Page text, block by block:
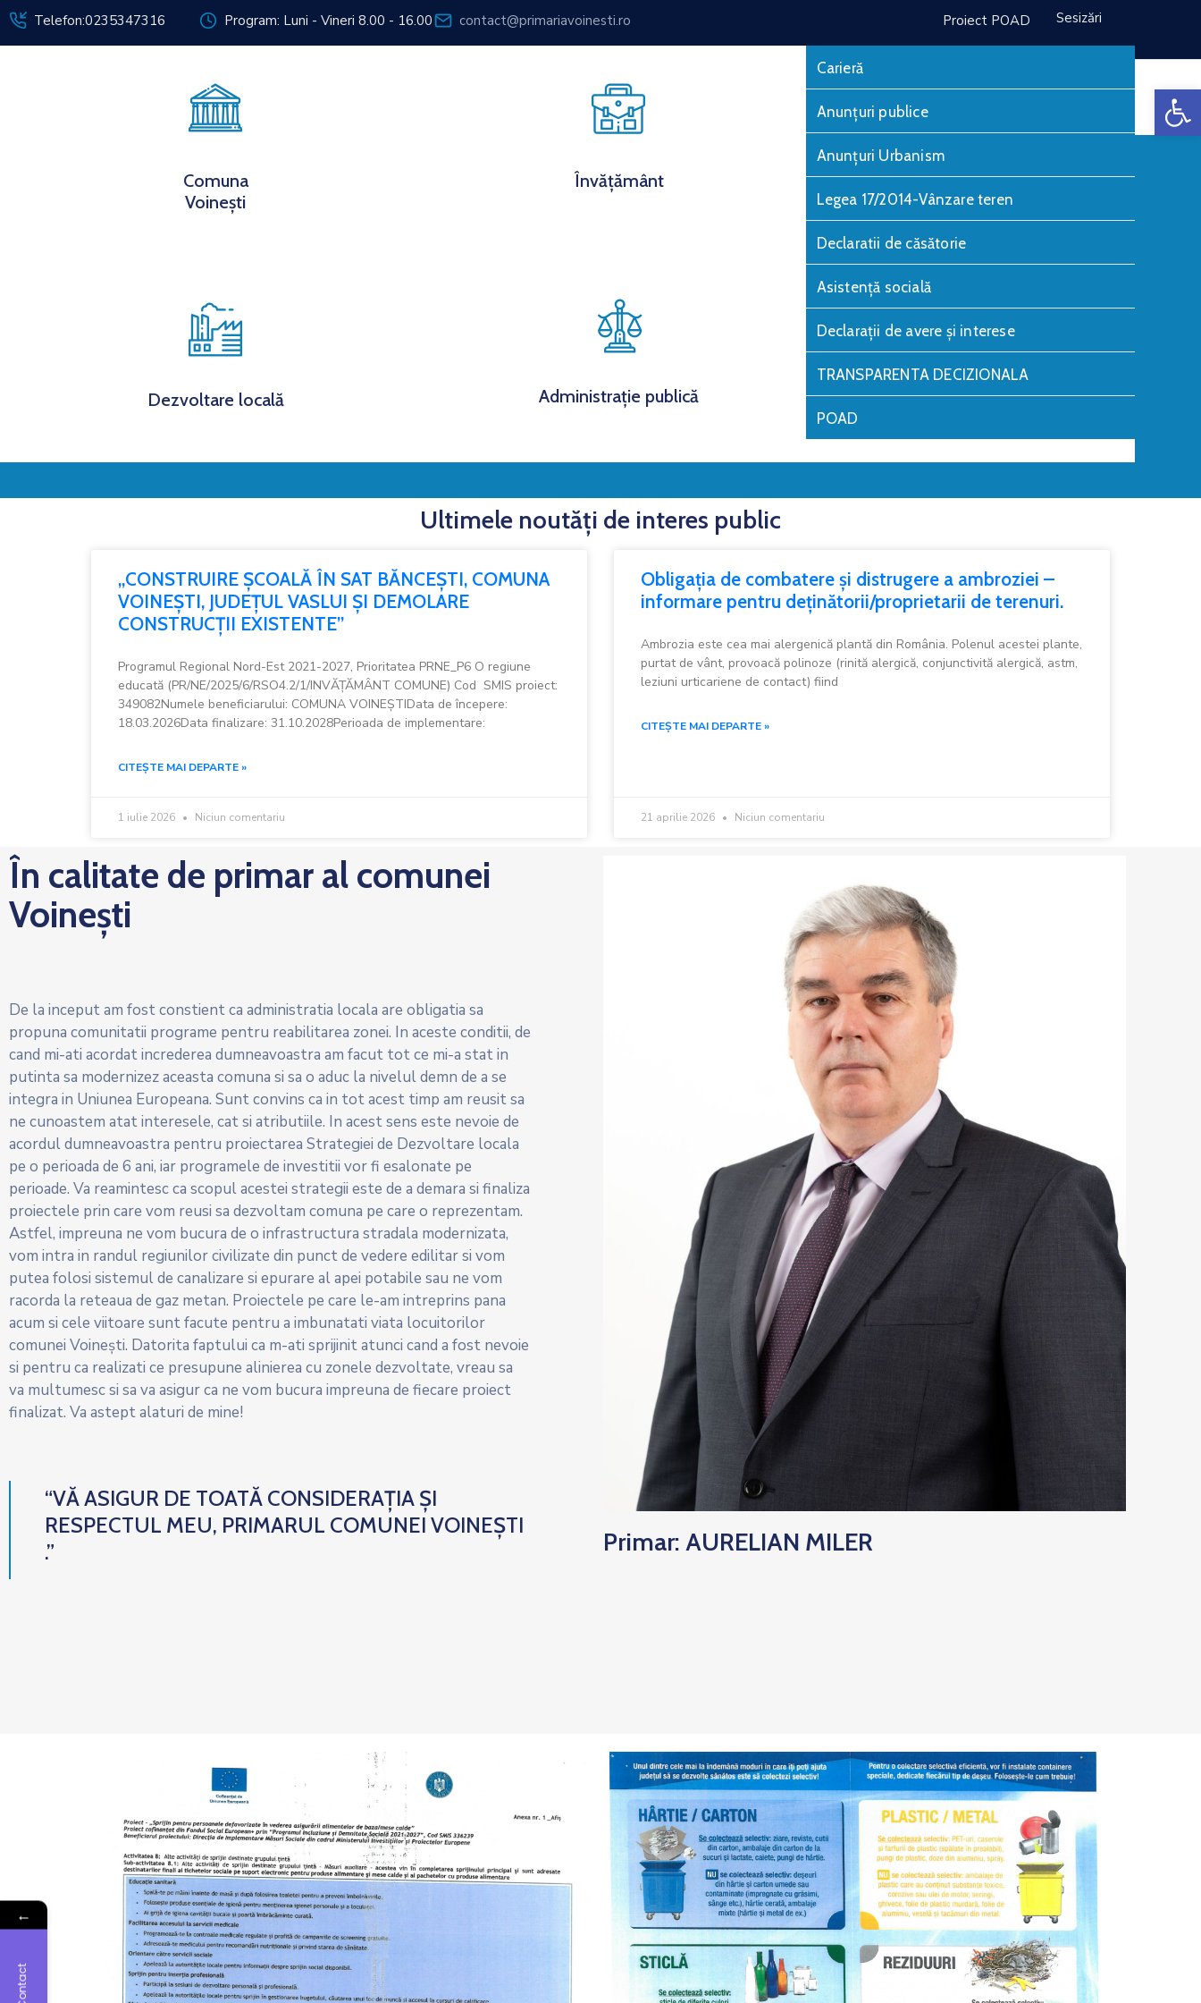
Telefon:0235347316 Program: Luni - Vineri 8.00 - 16.00 contact@primariavoinesti.ro Proiect POAD Sesizări
Anunțuri publice Monitorul Oficial Local
Comuna
Voinești
Dezvoltare locală
Învățământ
Administrație publică
Carieră
Anunțuri publice
Anunțuri Urbanism
Legea 17/2014-Vânzare teren
Declaratii de căsătorie
Asistență socială
Declarații de avere și interese
TRANSPARENTA DECIZIONALA
POAD
Ultimele noutăți de interes public
„CONSTRUIRE ȘCOALĂ ÎN SAT BĂNCEȘTI, COMUNA
VOINEȘTI, JUDEȚUL VASLUI ȘI DEMOLARE
CONSTRUCȚII EXISTENTE”
Programul Regional Nord-Est 2021-2027, Prioritatea PRNE_P6 O regiune
educată (PR/NE/2025/6/RSO4.2/1/INVĂȚĂMÂNT COMUNE) Cod SMIS proiect:
349082Numele beneficiarului: COMUNA VOINEȘTIData de începere:
18.03.2026Data finalizare: 31.10.2028Perioada de implementare:
CITEȘTE MAI DEPARTE »
1 iulie 2026 Niciun comentariu
Obligația de combatere și distrugere a ambroziei –
informare pentru deținătorii/proprietarii de terenuri.
Ambrozia este cea mai alergenică plantă din România. Polenul acestei plante,
purtat de vânt, provoacă polinoze (rinită alergică, conjunctivită alergică, astm,
leziuni urticariene de contact) fiind
CITEȘTE MAI DEPARTE »
21 aprilie 2026 Niciun comentariu
În calitate de primar al comunei
Voinești
De la inceput am fost constient ca administratia locala are obligatia sa
propuna comunitatii programe pentru reabilitarea zonei. In aceste conditii, de
cand mi-ati acordat increderea dumneavoastra am facut tot ce mi-a stat in
putinta sa modernizez aceasta comuna si sa o aduc la nivelul demn de a se
integra in Uniunea Europeana. Sunt convins ca in tot acest timp am reusit sa
ne cunoastem atat interesele, cat si atributiile. In acest sens este nevoie de
acordul dumneavoastra pentru proiectarea Strategiei de Dezvoltare locala
pe o perioada de 6 ani, iar programele de investitii vor fi esalonate pe
perioade. Va reamintesc ca scopul acestei strategii este de a demara si finaliza
proiectele prin care vom reusi sa dezvoltam comuna pe care o reprezentam.
Astfel, impreuna ne vom bucura de o infrastructura stradala modernizata,
vom intra in randul regiunilor civilizate din punct de vedere edilitar si vom
putea folosi sistemul de canalizare si epurare al apei potabile sau ne vom
racorda la reteaua de gaz metan. Proiectele pe care le-am intreprins pana
acum si cele viitoare sunt facute pentru a imbunatati viata locuitorilor
comunei Voinești. Datorita faptului ca m-ati sprijinit atunci cand a fost nevoie
si pentru ca realizati ce presupune alinierea cu zonele dezvoltate, vreau sa
va multumesc si sa va asigur ca ne vom bucura impreuna de fiecare proiect
finalizat. Va astept alaturi de mine!
“VĂ ASIGUR DE TOATĂ CONSIDERAȚIA ȘI
RESPECTUL MEU, PRIMARUL COMUNEI VOINEȘTI
.”
Primar: AURELIAN MILER
←
Contact